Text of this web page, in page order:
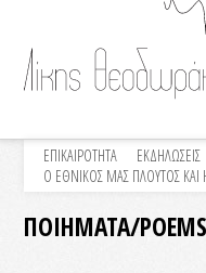
ΕΠΙΚΑΙΡΟΤΗΤΑ ΕΚΔΗΛΩΣΕΙΣ
Ο ΕΘΝΙΚΟΣ ΜΑΣ ΠΛΟΥΤΟΣ ΚΑΙ
ΠΟΙΗΜΑΤΑ/POEMS